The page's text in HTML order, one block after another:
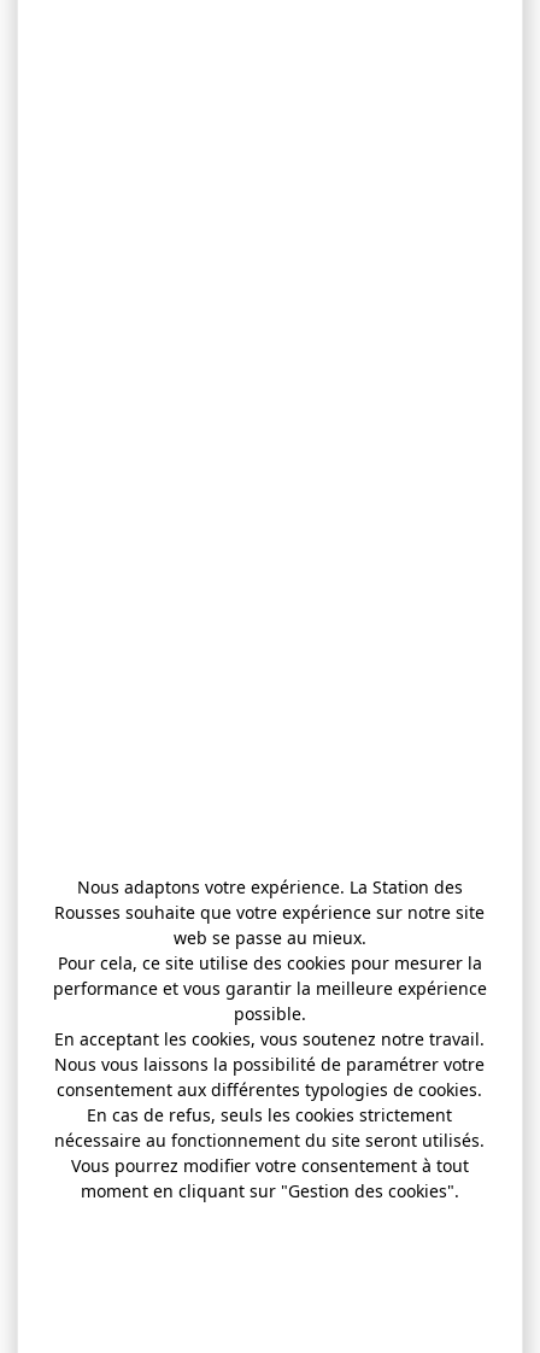
Nous adaptons votre expérience. La Station des
Rousses souhaite que votre expérience sur notre site
web se passe au mieux.
Pour cela, ce site utilise des cookies pour mesurer la
performance et vous garantir la meilleure expérience
possible.
En acceptant les cookies, vous soutenez notre travail.
Nous vous laissons la possibilité de paramétrer votre
consentement aux différentes typologies de cookies.
En cas de refus, seuls les cookies strictement
nécessaire au fonctionnement du site seront utilisés.
Vous pourrez modifier votre consentement à tout
moment en cliquant sur "Gestion des cookies".